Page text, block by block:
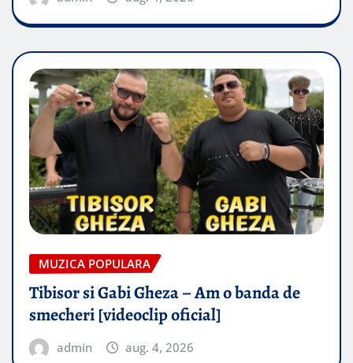
MUZICA POPULARA
Tibisor si Gabi Gheza – Am o banda de
smecheri [videoclip oficial]
admin aug. 4, 2026